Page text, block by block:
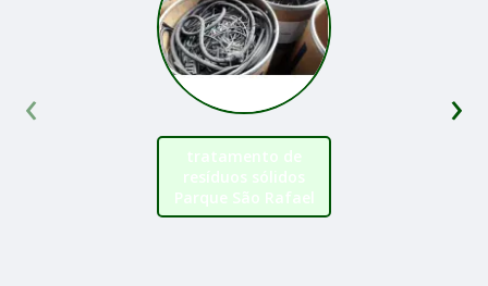
tratamento de
resíduos sólidos
Parque São Rafael
‹ ›